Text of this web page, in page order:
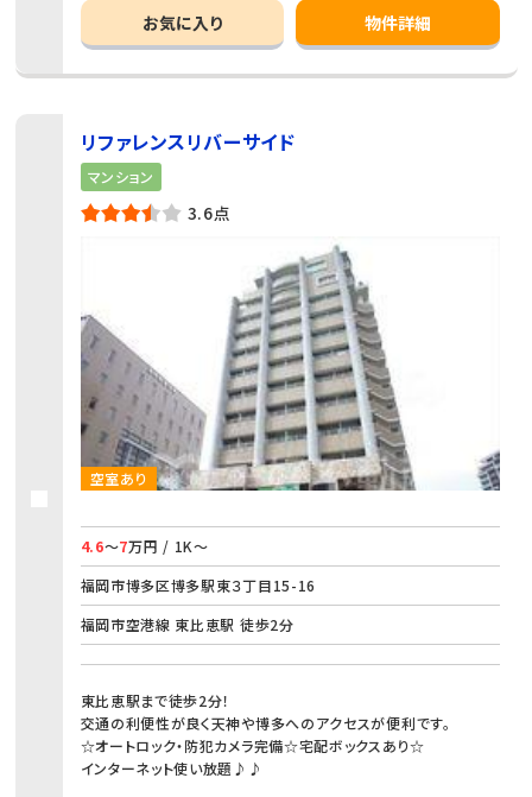
お気に入り 物件詳細
リファレンスリバーサイド
マンション
3.6点
空室あり
4.6～7万円 / 1K～
福岡市博多区博多駅東３丁目15-16
福岡市空港線 東比恵駅 徒歩2分
東比恵駅まで徒歩2分！
交通の利便性が良く天神や博多へのアクセスが便利です。
☆オートロック・防犯カメラ完備☆宅配ボックスあり☆
インターネット使い放題♪♪